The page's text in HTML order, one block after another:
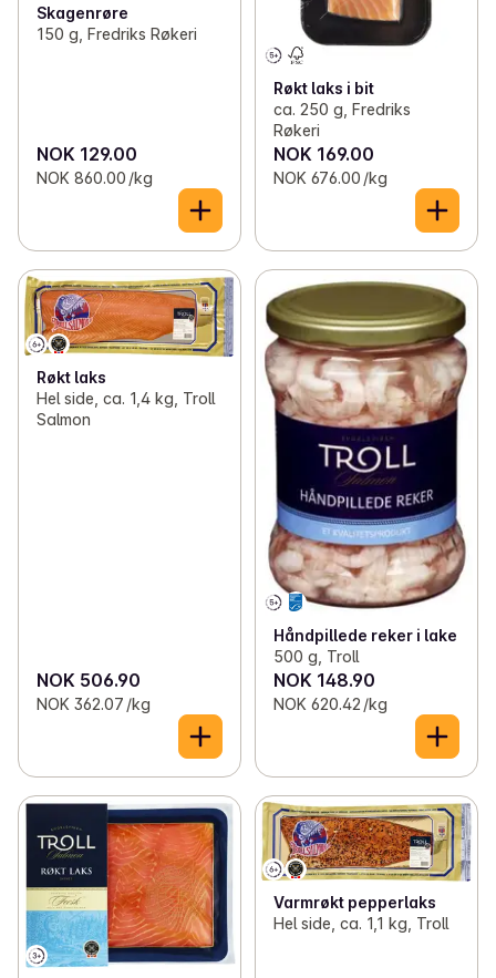
Skagenrøre
150 g, Fredriks Røkeri
NOK 129.00
NOK 860.00 /kg
Røkt laks i bit
ca. 250 g, Fredriks
Røkeri
NOK 169.00
NOK 676.00 /kg
Røkt laks
Hel side, ca. 1,4 kg, Troll
Salmon
NOK 506.90
NOK 362.07 /kg
Håndpillede reker i lake
500 g, Troll
NOK 148.90
NOK 620.42 /kg
Varmrøkt pepperlaks
Hel side, ca. 1,1 kg, Troll